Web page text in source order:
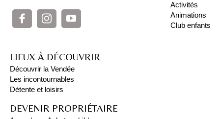
Activités
Animations
Club enfants
LIEUX À DÉCOUVRIR
Découvrir la Vendée
Les incontournables
Détente et loisirs
DEVENIR PROPRIÉTAIRE